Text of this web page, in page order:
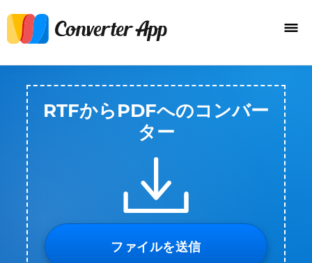
RTFからPDFへのコンバー
ター
ファイルを送信